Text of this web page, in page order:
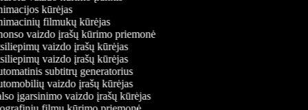
kūrėjas
filmukų kūrėjas
vaizdo įrašų kūrimo priemonė
vaizdo įrašų kūrėjas
vaizdo įrašų kūrėjas
subtitrų generatorius
vaizdo įrašų kūrėjas
įgarsinimo vaizdo įrašų kūrėjas